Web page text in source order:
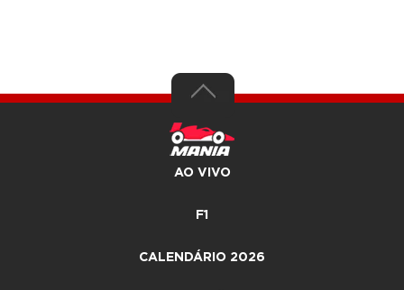
AO VIVO
F1
CALENDÁRIO 2026